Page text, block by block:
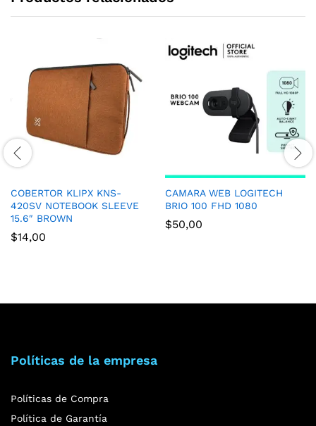
COBERTOR KLIPX KNS-
420SV NOTEBOOK SLEEVE
15.6″ BROWN
$14,00
CAMARA WEB LOGITECH
BRIO 100 FHD 1080
$50,00
Políticas de la empresa
Políticas de Compra
Política de Garantía